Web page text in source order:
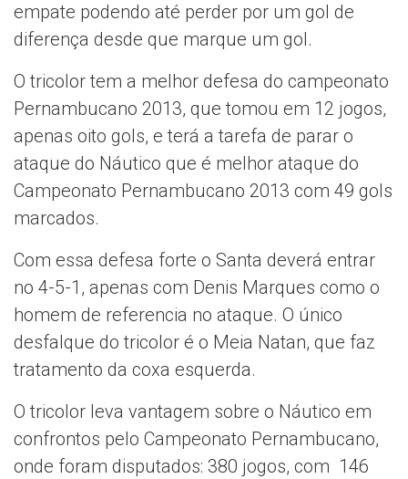
empate podendo até perder por um gol de
diferença desde que marque um gol.
O tricolor tem a melhor defesa do campeonato
Pernambucano 2013, que tomou em 12 jogos,
apenas oito gols, e terá a tarefa de parar o
ataque do Náutico que é melhor ataque do
Campeonato Pernambucano 2013 com 49 gols
marcados.
Com essa defesa forte o Santa deverá entrar
no 4-5-1, apenas com Denis Marques como o
homem de referencia no ataque. O único
desfalque do tricolor é o Meia Natan, que faz
tratamento da coxa esquerda.
O tricolor leva vantagem sobre o Náutico em
confrontos pelo Campeonato Pernambucano,
onde foram disputados: 380 jogos, com 146